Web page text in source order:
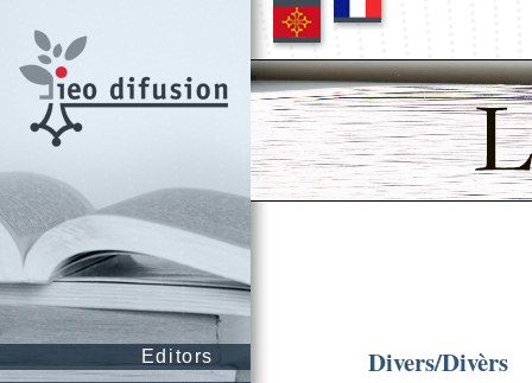
Editors
Divers/Divèrs